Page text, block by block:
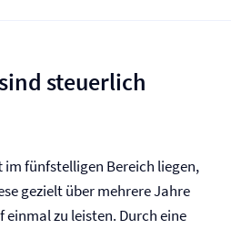
steuerlich
im fünfstelligen Bereich liegen,
gezielt über mehrere Jahre
zu leisten. Durch eine